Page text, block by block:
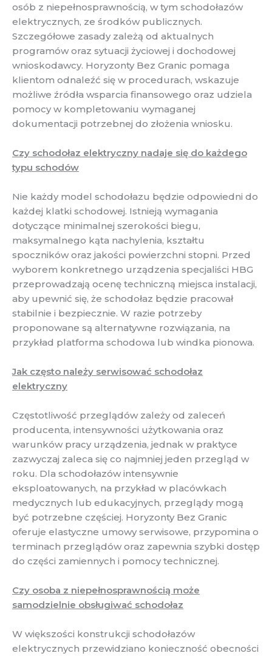
osób z niepełnosprawnością, w tym schodołazów
elektrycznych, ze środków publicznych.
Szczegółowe zasady zależą od aktualnych
programów oraz sytuacji życiowej i dochodowej
wnioskodawcy. Horyzonty Bez Granic pomaga
klientom odnaleźć się w procedurach, wskazuje
możliwe źródła wsparcia finansowego oraz udziela
pomocy w kompletowaniu wymaganej
dokumentacji potrzebnej do złożenia wniosku.
Czy schodołaz elektryczny nadaje się do każdego
typu schodów
Nie każdy model schodołazu będzie odpowiedni do
każdej klatki schodowej. Istnieją wymagania
dotyczące minimalnej szerokości biegu,
maksymalnego kąta nachylenia, kształtu
spoczników oraz jakości powierzchni stopni. Przed
wyborem konkretnego urządzenia specjaliści HBG
przeprowadzają ocenę techniczną miejsca instalacji,
aby upewnić się, że schodołaz będzie pracował
stabilnie i bezpiecznie. W razie potrzeby
proponowane są alternatywne rozwiązania, na
przykład platforma schodowa lub windka pionowa.
Jak często należy serwisować schodołaz
elektryczny
Częstotliwość przeglądów zależy od zaleceń
producenta, intensywności użytkowania oraz
warunków pracy urządzenia, jednak w praktyce
zazwyczaj zaleca się co najmniej jeden przegląd w
roku. Dla schodołazów intensywnie
eksploatowanych, na przykład w placówkach
medycznych lub edukacyjnych, przeglądy mogą
być potrzebne częściej. Horyzonty Bez Granic
oferuje elastyczne umowy serwisowe, przypomina o
terminach przeglądów oraz zapewnia szybki dostęp
do części zamiennych i pomocy technicznej.
Czy osoba z niepełnosprawnością może
samodzielnie obsługiwać schodołaz
W większości konstrukcji schodołazów
elektrycznych przewidziano konieczność obecności